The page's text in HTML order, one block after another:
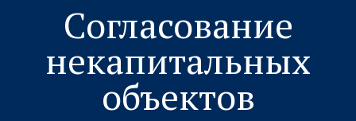
Согласование
некапитальных
объектов